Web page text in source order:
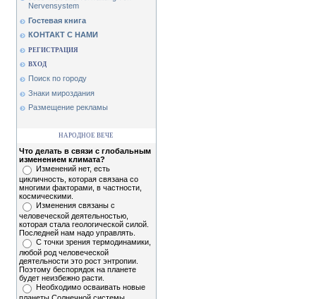
Nervensystem
Гостевая книга
КОНТАКТ С НАМИ
РЕГИСТРАЦИЯ
ВХОД
Поиск по городу
Знаки мироздания
Размещение рекламы
НАРОДНОЕ ВЕЧЕ
Что делать в связи с глобальным
изменением климата?
Изменений нет, есть
цикличность, которая связана со
многими факторами, в частности,
космическими.
Изменения связаны с
человеческой деятельностью,
которая стала геологической силой.
Последней нам надо управлять.
С точки зрения термодинамики,
любой род человеческой
деятельности это рост энтропии.
Поэтому беспорядок на планете
будет неизбежно расти.
Необходимо осваивать новые